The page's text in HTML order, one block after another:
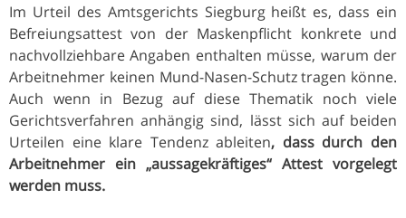
Im Urteil des Amtsgerichts Siegburg heißt es, dass ein
Befreiungsattest von der Maskenpflicht konkrete und
nachvollziehbare Angaben enthalten müsse, warum der
Arbeitnehmer keinen Mund-Nasen-Schutz tragen könne.
Auch wenn in Bezug auf diese Thematik noch viele
Gerichtsverfahren anhängig sind, lässt sich auf beiden
Urteilen eine klare Tendenz ableiten, dass durch den
Arbeitnehmer ein „aussagekräftiges“ Attest vorgelegt
werden muss.